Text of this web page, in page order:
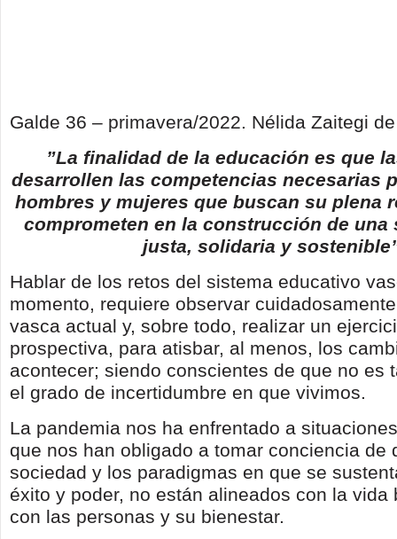
Galde 36 – primavera/2022. Nélida Zaitegi
”La finalidad de la educación es que
desarrollen las competencias necesarias
hombres y mujeres que buscan su plena
comprometen en la construcción de una
justa, solidaria y
Hablar de los retos del sistema educativo
momento, requiere observar
vasca actual y, sobre todo, realizar un
prospectiva, para atisbar, al menos, los
acontecer; siendo conscientes de que no es
el grado de incertidumbre en que vivimos.
La pandemia nos ha enfrentado a
que nos han obligado a tomar conciencia de
sociedad y los paradigmas en que se
éxito y poder, no están alineados con la vida
con las personas y su bienestar.